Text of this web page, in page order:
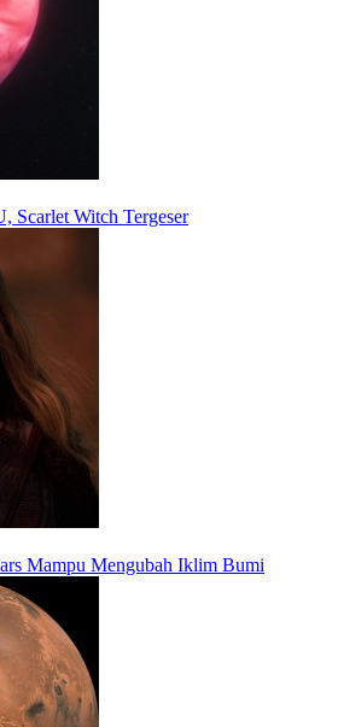
Scarlet Witch Tergeser
Mampu Mengubah Iklim Bumi